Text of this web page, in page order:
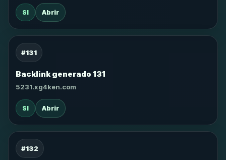
SI Abrir
#131
Backlink generado 131
5231.xg4ken.com
SI Abrir
#132